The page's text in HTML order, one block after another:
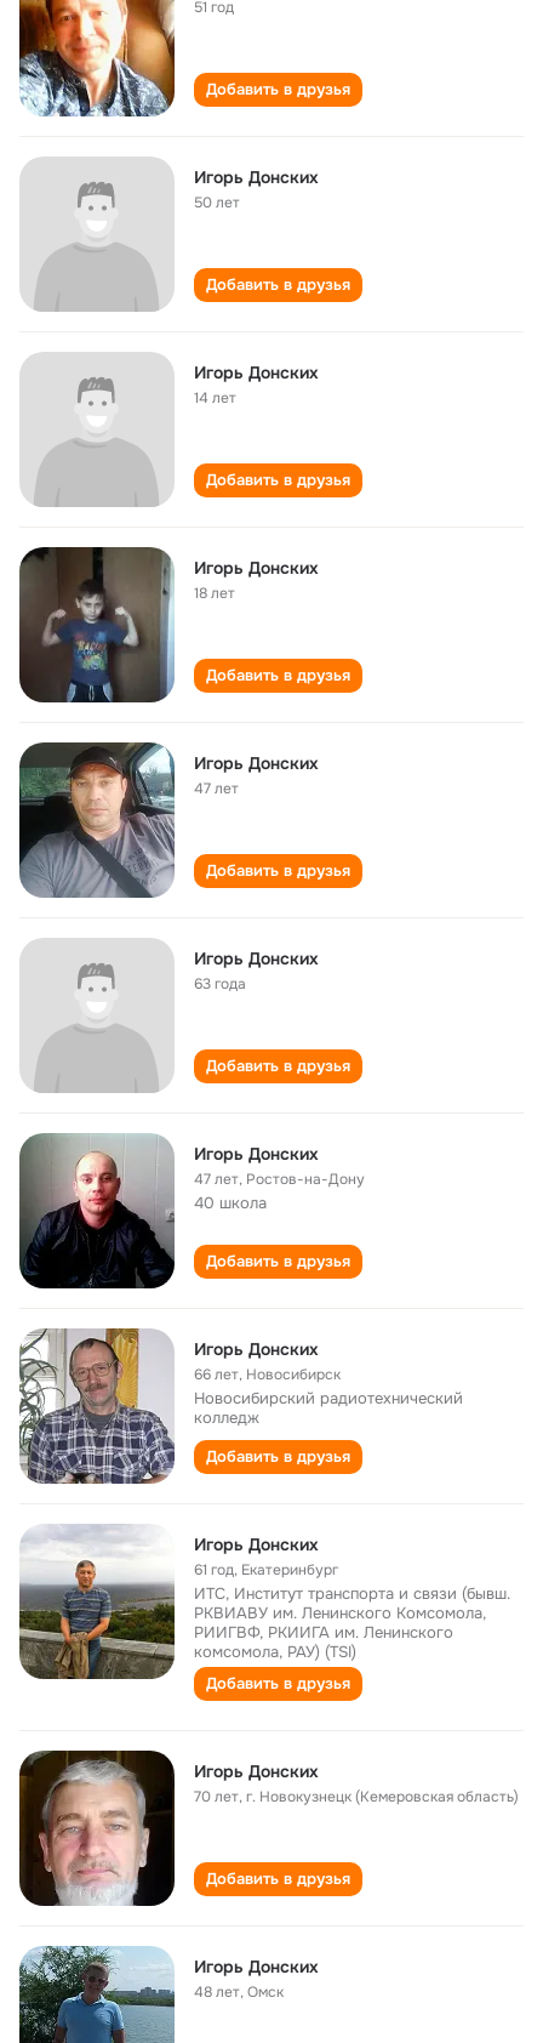
51 год
Добавить в друзья
Игорь Донских
50 лет
Добавить в друзья
Игорь Донских
14 лет
Добавить в друзья
Игорь Донских
18 лет
Добавить в друзья
Игорь Донских
47 лет
Добавить в друзья
Игорь Донских
63 года
Добавить в друзья
Игорь Донских
47 лет, Ростов-на-Дону
40 школа
Добавить в друзья
Игорь Донских
66 лет, Новосибирск
Новосибирский радиотехнический
колледж
Добавить в друзья
Игорь Донских
61 год, Екатеринбург
ИТС, Институт транспорта и связи (бывш.
РКВИАВУ им. Ленинского Комсомола,
РИИГВФ, РКИИГА им. Ленинского
комсомола, РАУ) (TSI)
Добавить в друзья
Игорь Донских
70 лет,г. Новокузнецк (Кемеровская область)
Добавить в друзья
Игорь Донских
48 лет,Омск